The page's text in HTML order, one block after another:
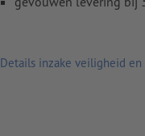
Details inzake veiligheid